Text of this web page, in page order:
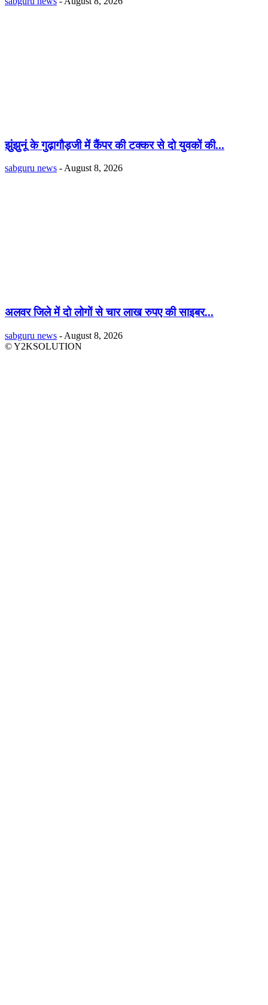
झुंझुनूं के गुढ़ागौड़जी में कैंपर की टक्कर से दो युवकों की...
sabguru news - August 8, 2026
अलवर जिले में दो लोगों से चार लाख रुपए की साइबर...
sabguru news - August 8, 2026
© Y2KSOLUTION